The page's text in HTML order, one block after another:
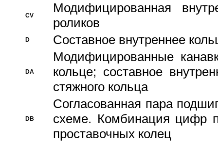
CV
Модифицированная
роликов
D Составное внутреннее
DA
Модифицированные
кольце; составное
стяжного кольца
DB
Согласованная пара
схеме. Комбинация цифр
проставочных колец